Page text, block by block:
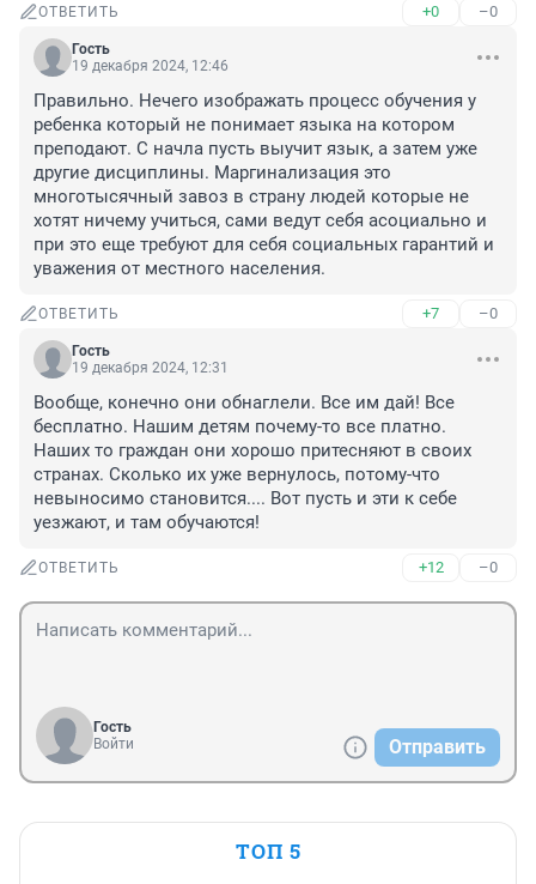
ОТВЕТИТЬ +0 –0
Гость
19 декабря 2024, 12:46
Правильно. Нечего изображать процесс обучения у
ребенка который не понимает языка на котором
преподают. С начла пусть выучит язык, а затем уже
другие дисциплины. Маргинализация это
многотысячный завоз в страну людей которые не
хотят ничему учиться, сами ведут себя асоциально и
при это еще требуют для себя социальных гарантий и
уважения от местного населения.
ОТВЕТИТЬ +7 –0
Гость
19 декабря 2024, 12:31
Вообще, конечно они обнаглели. Все им дай! Все
бесплатно. Нашим детям почему-то все платно.
Наших то граждан они хорошо притесняют в своих
странах. Сколько их уже вернулось, потому-что
невыносимо становится.... Вот пусть и эти к себе
уезжают, и там обучаются!
ОТВЕТИТЬ +12 –0
Гость
Войти
Отправить
ТОП 5